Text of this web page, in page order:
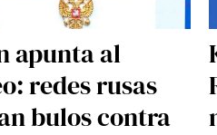
apunta al
redes rusas
bulos contra